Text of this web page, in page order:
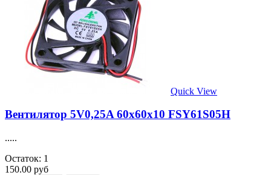
Quick View
Вентилятор 5V0,25A 60x60x10 FSY61S05H
.....
Остаток: 1
150.00 руб